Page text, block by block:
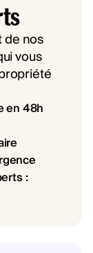
de nos
vous
en 48h
: